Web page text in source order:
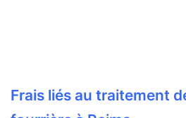
Frais liés au traitement